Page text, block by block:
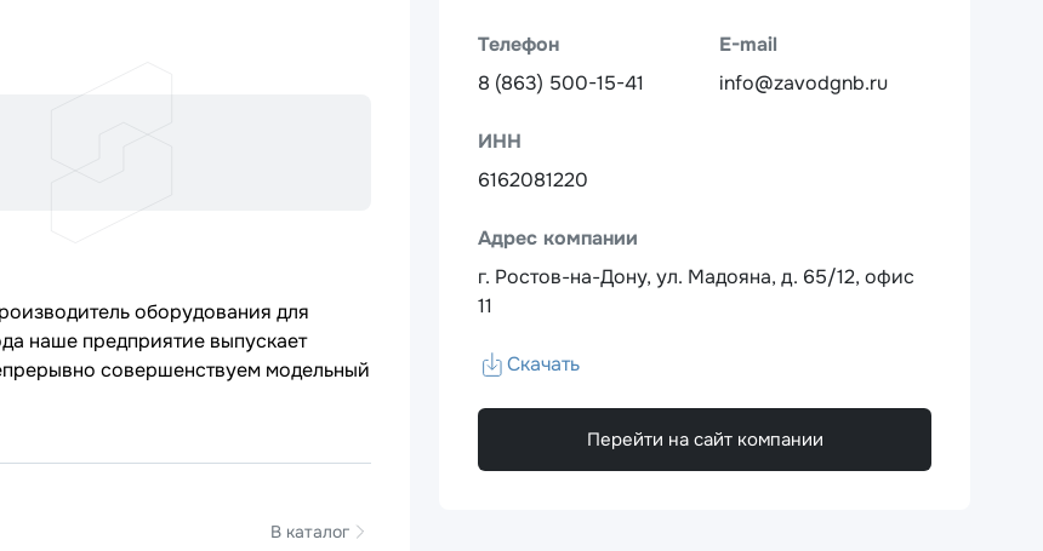
Телефон
8 (863) 500-15-41
E-mail
info@zavodgnb.ru
ИНН
6162081220
Адрес компании
г. Ростов-на-Дону, ул. Мадояна, д. 65/12, офис
11
Скачать
Перейти на сайт компании
оборудования для
наше предприятие выпускает
совершенствуем модельный
В каталог